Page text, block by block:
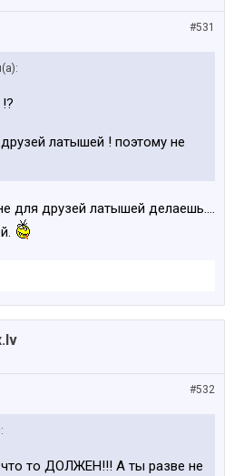
#531
латышей ! поэтому не
для друзей латышей делаешь....
#532
что то ДОЛЖЕН!!! А ты разве не